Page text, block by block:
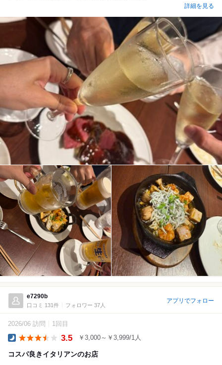
詳細を見る
e7290b
口コミ 131件 フォロワー 37人
アプリでフォロー
2026/06 訪問 1回目
3.5 ￥3,000～￥3,999/1人
コスパ良きイタリアンのお店